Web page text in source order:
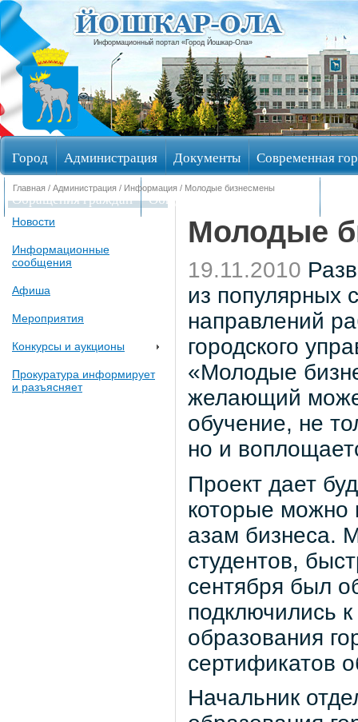
Информационный портал «Город Йошкар-Ола»
Город Администрация Документы Современная
Обращения граждан Общественные обсуждения
Главная / Администрация / Информация / Молодые бизнесмены
Новости
Информационные
сообщения
Афиша
Мероприятия
Конкурсы и аукционы
Прокуратура информирует
и разъясняет
Молодые
19.11.2010
из популярных
направлений
городского
«Молодые
желающий
обучение, не
но и
Проект дает
которые можно
азам бизнеса.
студентов,
сентября был
подключились
образования
сертификатов
Начальник